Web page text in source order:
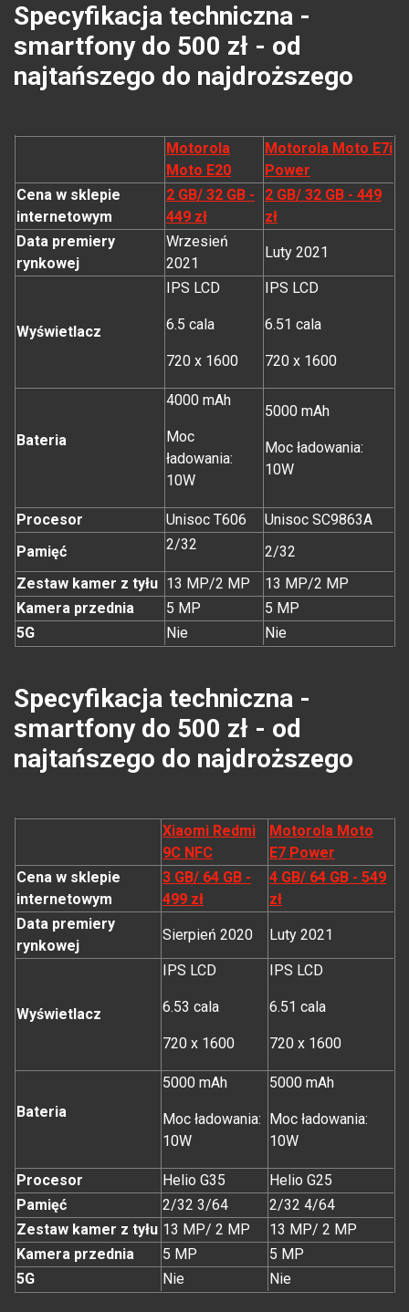
Specyfikacja techniczna -
smartfony do 500 zł - od
najtańszego do najdroższego
Motorola
Moto E20
Motorola Moto E7i
Power
Cena w sklepie
internetowym
2 GB/ 32 GB -
449 zł
2 GB/ 32 GB - 449
zł
Data premiery
rynkowej
Wrzesień
2021
Luty 2021
Wyświetlacz
IPS LCD
6.5 cala
720 x 1600
IPS LCD
6.51 cala
720 x 1600
Bateria
4000 mAh
Moc
ładowania:
10W
5000 mAh
Moc ładowania:
10W
Procesor Unisoc T606
Unisoc SC9863A
Pamięć
2/32
2/32
Zestaw kamer z tyłu 13 MP/2 MP
13 MP/2 MP
Kamera przednia
5 MP
5 MP
5G
Nie Nie
Specyfikacja techniczna -
smartfony do 500 zł - od
najtańszego do najdroższego
Xiaomi Redmi
9C NFC
Motorola Moto
E7 Power
Cena w sklepie
internetowym
3 GB/ 64 GB -
499 zł
4 GB/ 64 GB - 549
zł
Data premiery
rynkowej
Sierpień 2020 Luty 2021
Wyświetlacz
IPS LCD
6.53 cala
720 x 1600
IPS LCD
6.51 cala
720 x 1600
Bateria
5000 mAh
Moc ładowania:
10W
5000 mAh
Moc ładowania:
10W
Procesor Helio G35
Helio G25
Pamięć
2/32 3/64
2/32 4/64
Zestaw kamer z tyłu 13 MP/ 2 MP
13 MP/ 2 MP
Kamera przednia
5 MP
5 MP
5G
Nie Nie